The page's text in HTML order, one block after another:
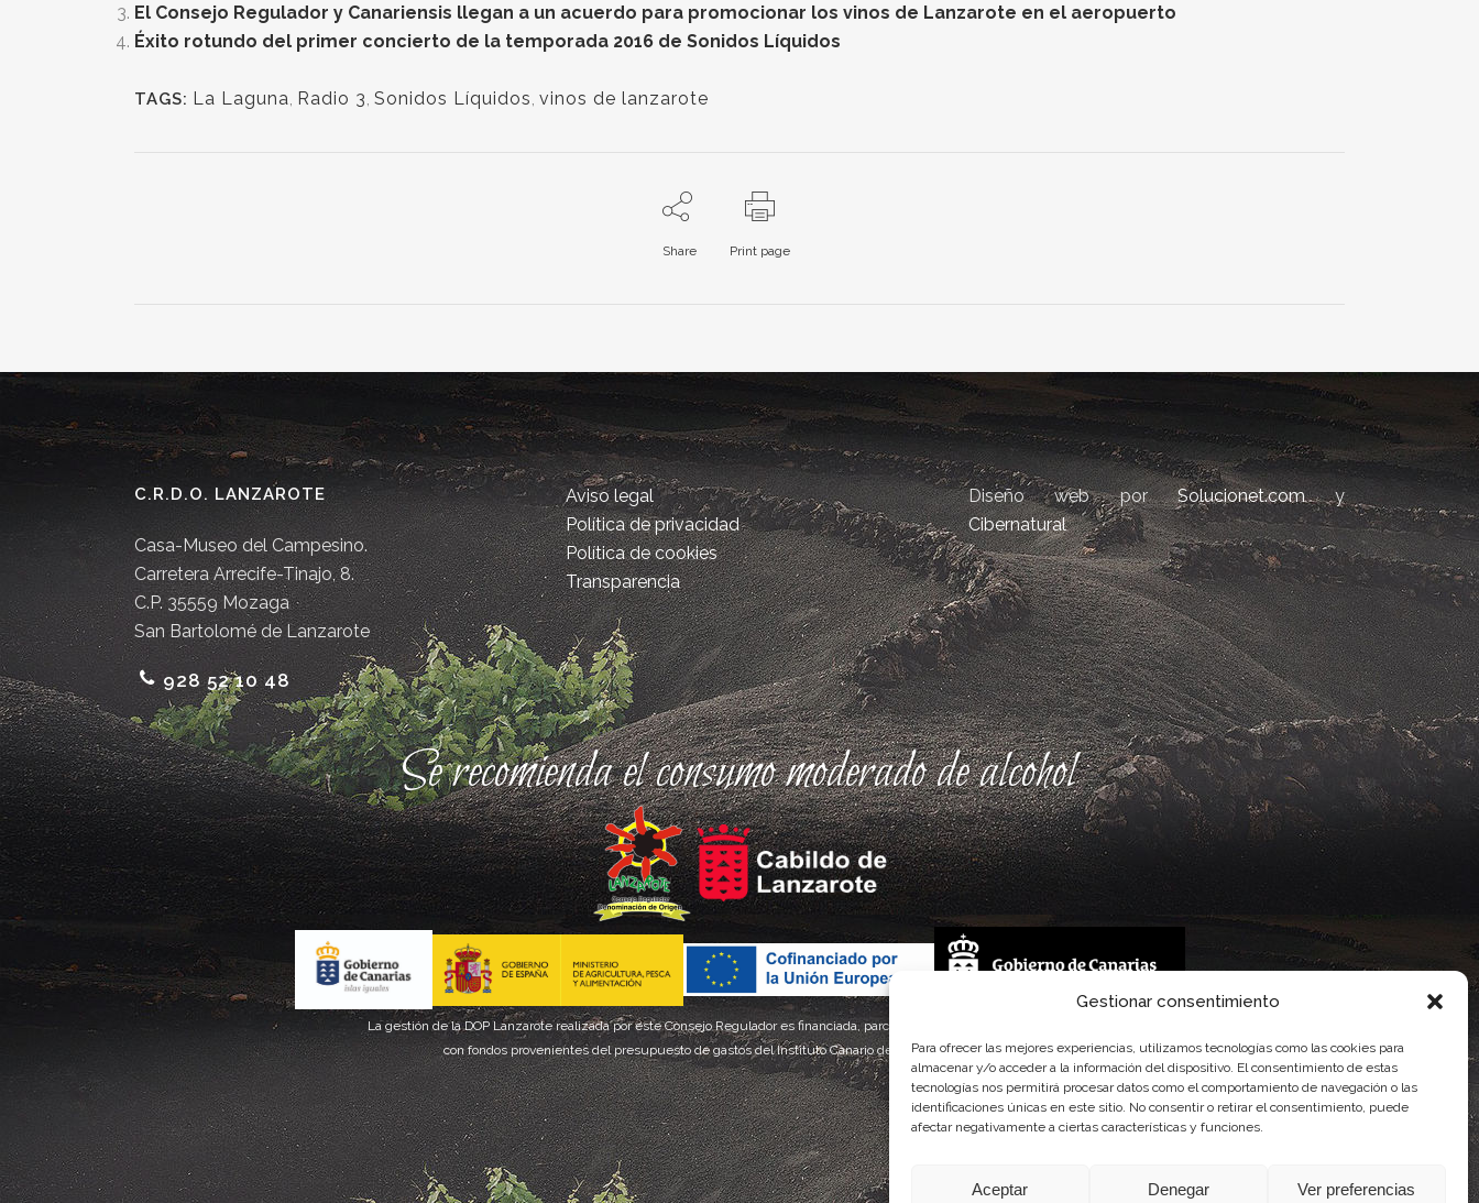
Gestionar consentimiento
Para ofrecer las mejores experiencias, utilizamos tecnologías como las cookies para
almacenar y/o acceder a la información del dispositivo. El consentimiento de estas
tecnologías nos permitirá procesar datos como el comportamiento de navegación o las
identificaciones únicas en este sitio. No consentir o retirar el consentimiento, puede
afectar negativamente a ciertas características y funciones.
Aceptar Denegar Ver preferencias
El Consejo Regulador y Canariensis llegan a un acuerdo para promocionar los vinos de Lanzarote en el aeropuerto
Éxito rotundo del primer concierto de la temporada 2016 de Sonidos Líquidos
TAGS: La Laguna Radio 3 Sonidos Líquidos vinos de lanzarote
Share Print page
C.R.D.O. LANZAROTE
Casa-Museo del Campesino.
Carretera Arrecife-Tinajo, 8.
C.P. 35559 Mozaga
San Bartolomé de Lanzarote
928 52 10 48
Aviso legal
Política de privacidad
Política de cookies
Transparencia
Diseño web porSolucionet.comy
Cibernatural
Se recomienda el consumo moderado de alcohol
La gestión de la DOP Lanzarote realizada por este Consejo Regulador es financiada, parcialmente, por el Gobierno de Canarias
con fondos provenientes del presupuesto de gastos del Instituto Canario de Calidad Agroalimentaria